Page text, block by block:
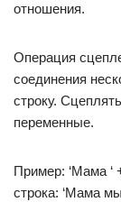
отношения.
Операция
соединения
строку.
переменные.
Пример: ‘Мама ‘
строка: ‘Мама